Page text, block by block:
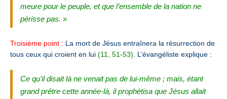
meure pour le peuple, et que l’ensemble de la nation ne
périsse pas. »
Troisième point : La mort de Jésus entraînera la résurrection de
tous ceux qui croient en lui (11, 51-53). L’évangéliste explique :
Ce qu’il disait là ne venait pas de lui-même ; mais, étant
grand prêtre cette année-là, il prophétisa que Jésus allait